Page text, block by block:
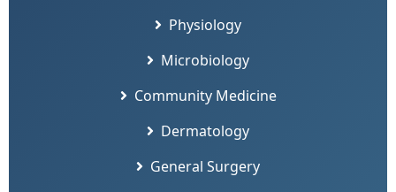
Physiology
Microbiology
Community Medicine
Dermatology
General Surgery